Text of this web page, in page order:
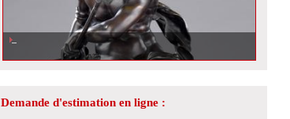
Demande d'estimation en ligne :